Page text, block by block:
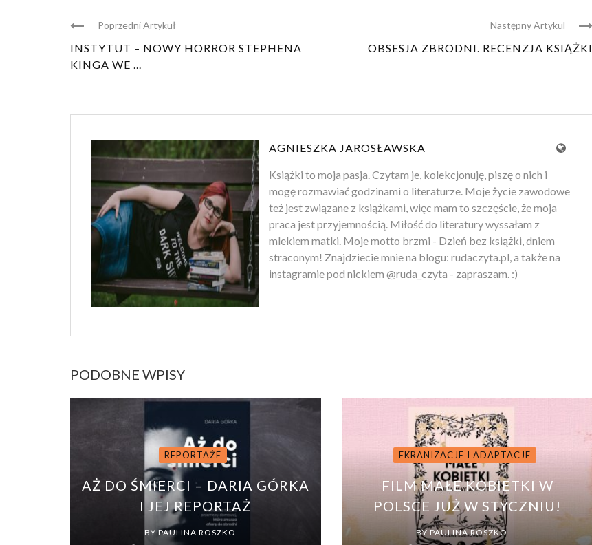
Poprzedni Artykuł
INSTYTUT – NOWY HORROR STEPHENA
KINGA WE ...
Następny Artykul
OBSESJA ZBRODNI. RECENZJA KSIĄŻKI
AGNIESZKA JAROSŁAWSKA
Książki to moja pasja. Czytam je, kolekcjonuję, piszę o nich i
mogę rozmawiać godzinami o literaturze. Moje życie zawodowe
też jest związane z książkami, więc mam to szczęście, że moja
praca jest przyjemnością. Miłość do literatury wyssałam z
mlekiem matki. Moje motto brzmi - Dzień bez książki, dniem
straconym! Znajdziecie mnie na blogu: rudaczyta.pl, a także na
instagramie pod nickiem @ruda_czyta - zapraszam. :)
PODOBNE WPISY
REPORTAŻE
AŻ DO ŚMIERCI – DARIA GÓRKA
I JEJ REPORTAŻ
BY PAULINA ROSZKO
EKRANIZACJE I ADAPTACJE
FILM MAŁE KOBIETKI W
POLSCE JUŻ W STYCZNIU!
BYPAULINA ROSZKO